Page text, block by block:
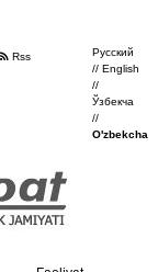
Rss
Русский
//English
//
Ўзбекча
//
O'zbekcha